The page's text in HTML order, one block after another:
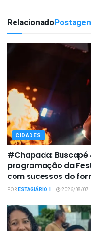
Relacionado
CIDADES
#Chapada: Buscapé
programação da
com sucessos do
PORESTAGIÁRIO 1 2026/08/07